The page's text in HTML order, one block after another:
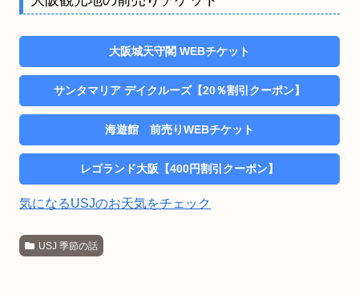
大阪城天守閣 WEBチケット
サンタマリア デイクルーズ【20％割引クーポン】
海遊館 前売りWEBチケット
レゴランド大阪【400円割引クーポン】
気になるUSJのお天気をチェック
USJ 季節の話